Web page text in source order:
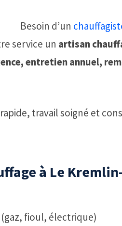
Besoin d’un
service un artisan
entretien annuel,
travail soigné et
à Le Kremlin-
fioul, électrique)